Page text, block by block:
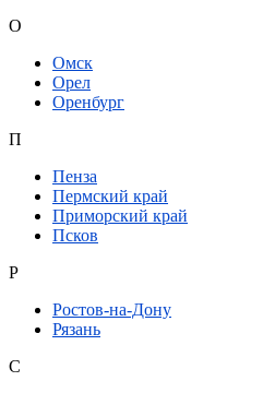
О
Омск
Орел
Оренбург
П
Пенза
Пермский край
Приморский край
Псков
Р
Ростов-на-Дону
Рязань
С